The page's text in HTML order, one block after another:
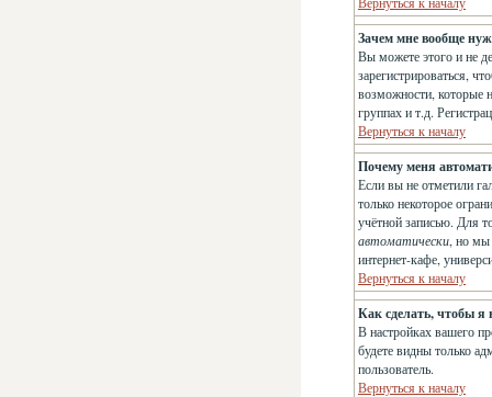
Зачем мне вообще
Вы можете этого и не
зарегистрироваться,
возможности, которые
группах и т.д.
Вернуться к началу
Почему меня
Если вы не отметили
только некоторое
учётной записью. Для
автоматически, но мы
интернет-кафе,
Вернуться к началу
Как сделать, чтобы я
В настройках вашего
будете видны только
пользователь.
Вернуться к началу